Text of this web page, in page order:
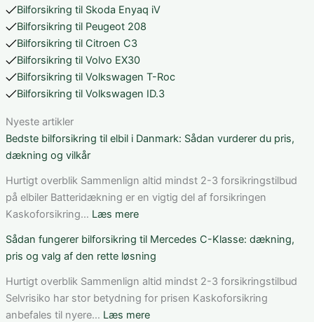
Bilforsikring til Skoda Enyaq iV
Bilforsikring til Peugeot 208
Bilforsikring til Citroen C3
Bilforsikring til Volvo EX30
Bilforsikring til Volkswagen T-Roc
Bilforsikring til Volkswagen ID.3
Nyeste artikler
Bedste bilforsikring til elbil i Danmark: Sådan vurderer du pris,
dækning og vilkår
Hurtigt overblik Sammenlign altid mindst 2-3 forsikringstilbud
på elbiler Batteridækning er en vigtig del af forsikringen
Kaskoforsikring… Læs mere:
bilforsikring
til
elbil
i
Danmark:
Sådan fungerer bilforsikring til Mercedes C-Klasse: dækning,
pris og valg af den rette løsning
Hurtigt overblik Sammenlign altid mindst 2-3 forsikringstilbud
Selvrisiko har stor betydning for prisen Kaskoforsikring
anbefales til nyere… Læs mere: